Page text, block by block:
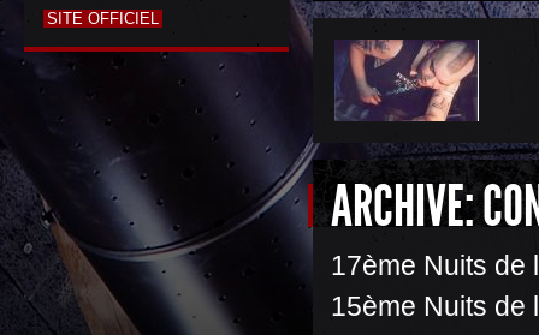
SITE OFFICIEL
ARCHIVE:
17ème Nuits de
15ème Nuits de